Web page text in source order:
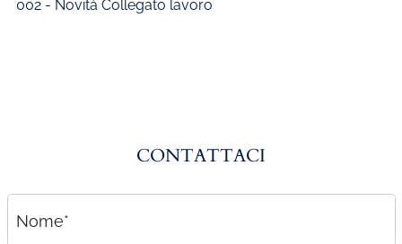
002 - Novità Collegato lavoro
CONTATTACI
Nome*